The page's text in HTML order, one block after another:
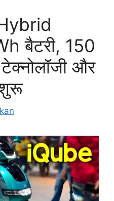
बैटरी, 150
और